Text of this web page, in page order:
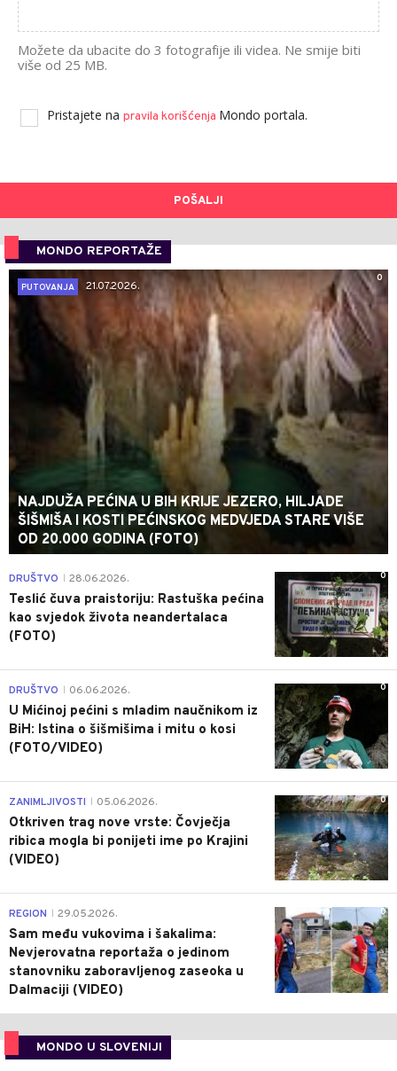
Možete da ubacite do 3 fotografije ili videa. Ne smije biti
više od 25 MB.
Pristajete na pravila korišćenja Mondo portala.
POŠALJI
MONDO REPORTAŽE
0
PUTOVANJA
21.07.2026.
NAJDUŽA PEĆINA U BIH KRIJE JEZERO, HILJADE
ŠIŠMIŠA I KOSTI PEĆINSKOG MEDVJEDA STARE VIŠE
OD 20.000 GODINA (FOTO)
0
DRUŠTVO 28.06.2026.
Teslić čuva praistoriju: Rastuška pećina
kao svjedok života neandertalaca
(FOTO)
0
DRUŠTVO 06.06.2026.
U Mićinoj pećini s mladim naučnikom iz
BiH: Istina o šišmišima i mitu o kosi
(FOTO/VIDEO)
0
ZANIMLJIVOSTI 05.06.2026.
Otkriven trag nove vrste: Čovječja
ribica mogla bi ponijeti ime po Krajini
(VIDEO)
0
REGION 29.05.2026.
Sam među vukovima i šakalima:
Nevjerovatna reportaža o jedinom
stanovniku zaboravljenog zaseoka u
Dalmaciji (VIDEO)
MONDO U SLOVENIJI